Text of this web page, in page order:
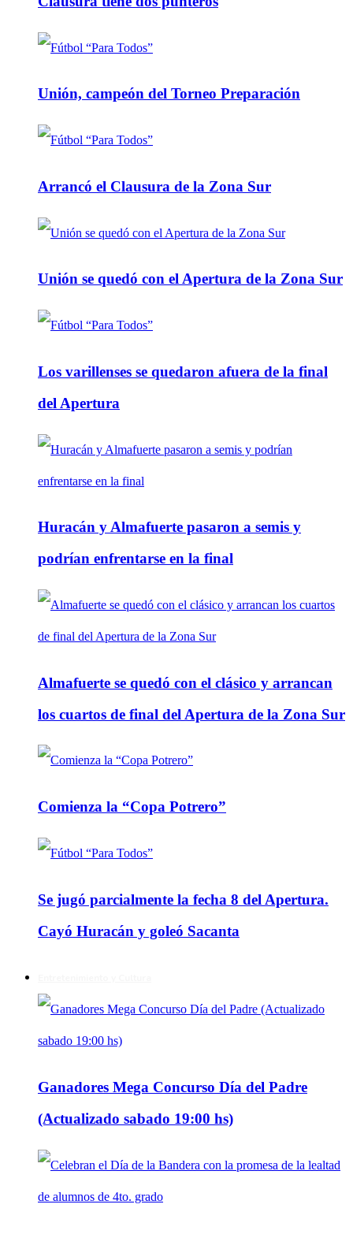
Unión, campeón del Torneo Preparación
Arrancó el Clausura de la Zona Sur
Unión se quedó con el Apertura de la Zona Sur
Los varillenses se quedaron afuera de la final
del Apertura
Huracán y Almafuerte pasaron a semis y
podrían enfrentarse en la final
Almafuerte se quedó con el clásico y arrancan
los cuartos de final del Apertura de la Zona Sur
Comienza la “Copa Potrero”
Se jugó parcialmente la fecha 8 del Apertura.
Cayó Huracán y goleó Sacanta
Ganadores Mega Concurso Día del Padre
(Actualizado sabado 19:00 hs)